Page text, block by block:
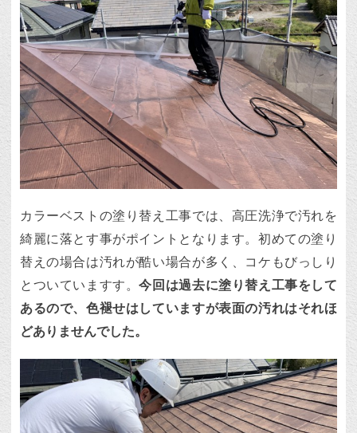
カラーベストの塗り替え工事では、高圧洗浄で汚れを
綺麗に落とす事がポイントとなります。初めての塗り
替えの場合は汚れが酷い場合が多く、コケもびっしり
とついていますす。今回は過去に塗り替え工事をして
あるので、色褪せはしていますが表面の汚れはそれほ
どありませんでした。